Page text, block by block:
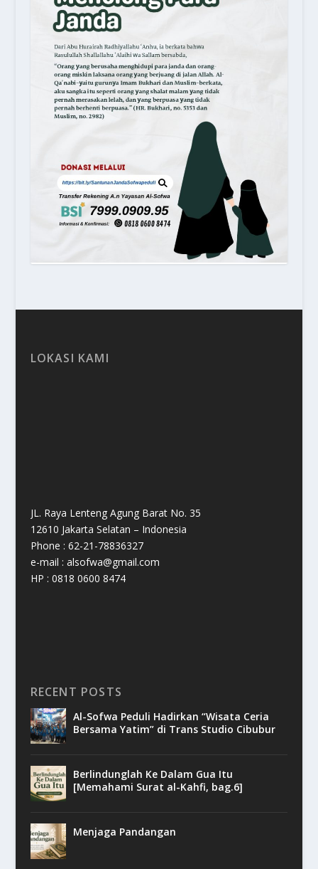
LOKASI KAMI
JL. Raya Lenteng Agung Barat No. 35
12610 Jakarta Selatan – Indonesia
Phone : 62-21-78836327
e-mail : alsofwa@gmail.com
HP : 0818 0600 8474
RECENT POSTS
Al-Sofwa Peduli Hadirkan “Wisata Ceria
Bersama Yatim” di Trans Studio Cibubur
Berlindunglah Ke Dalam Gua Itu
[Memahami Surat al-Kahfi, bag.6]
Menjaga Pandangan